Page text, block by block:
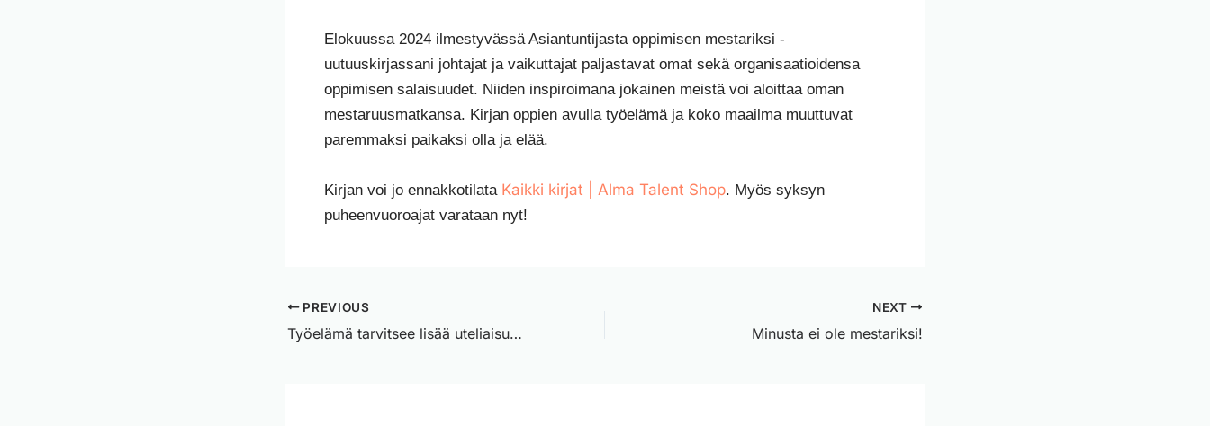
Elokuussa 2024 ilmestyvässä Asiantuntijasta oppimisen mestariksi -
uutuuskirjassani johtajat ja vaikuttajat paljastavat omat sekä organisaatioidensa
oppimisen salaisuudet. Niiden inspiroimana jokainen meistä voi aloittaa oman
mestaruusmatkansa. Kirjan oppien avulla työelämä ja koko maailma muuttuvat
paremmaksi paikaksi olla ja elää.
Kirjan voi jo ennakkotilata Kaikki kirjat | Alma Talent Shop. Myös syksyn
puheenvuoroajat varataan nyt!
PREVIOUS
Työelämä tarvitsee lisää uteliaisuutta
NEXT
Minusta ei ole mestariksi!